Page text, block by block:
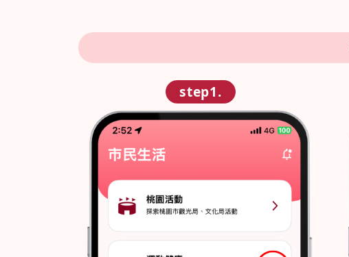
step1.